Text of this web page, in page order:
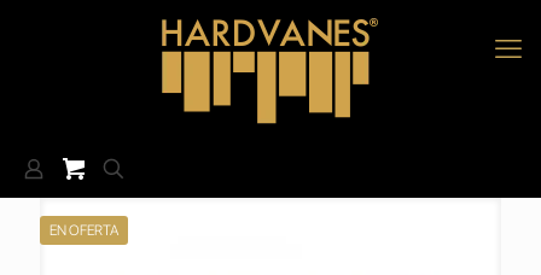
EN OFERTA